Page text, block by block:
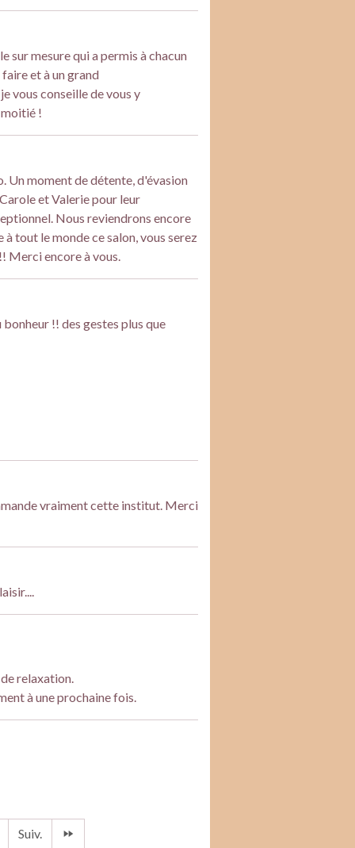
sur mesure qui a permis à chacun
et à un grand
vous conseille de vous y
!
Un moment de détente, d'évasion
et Valerie pour leur
Nous reviendrons encore
tout le monde ce salon, vous serez
Merci encore à vous.
!! des gestes plus que
vraiment cette institut. Merci
relaxation.
à une prochaine fois.
Suiv.